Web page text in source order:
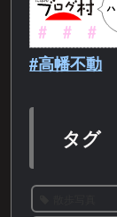
#高幡不動
タグ